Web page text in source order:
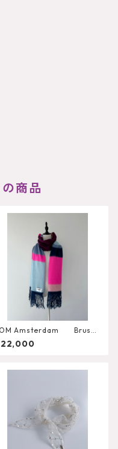
商品
Amsterdam Brushe
Blue Shawl